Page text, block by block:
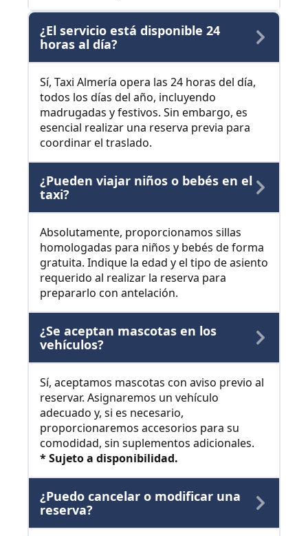
¿El servicio está disponible 24
horas al día?
Sí, Taxi Almería opera las 24 horas del día,
todos los días del año, incluyendo
madrugadas y festivos. Sin embargo, es
esencial realizar una reserva previa para
coordinar el traslado.
¿Pueden viajar niños o bebés en el
taxi?
Absolutamente, proporcionamos sillas
homologadas para niños y bebés de forma
gratuita. Indique la edad y el tipo de asiento
requerido al realizar la reserva para
prepararlo con antelación.
¿Se aceptan mascotas en los
vehículos?
Sí, aceptamos mascotas con aviso previo al
reservar. Asignaremos un vehículo
adecuado y, si es necesario,
proporcionaremos accesorios para su
comodidad, sin suplementos adicionales.
* Sujeto a disponibilidad.
¿Puedo cancelar o modificar una
reserva?